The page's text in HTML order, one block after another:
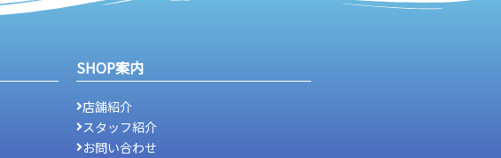
SHOP案内
店舗紹介
スタッフ紹介
お問い合わせ